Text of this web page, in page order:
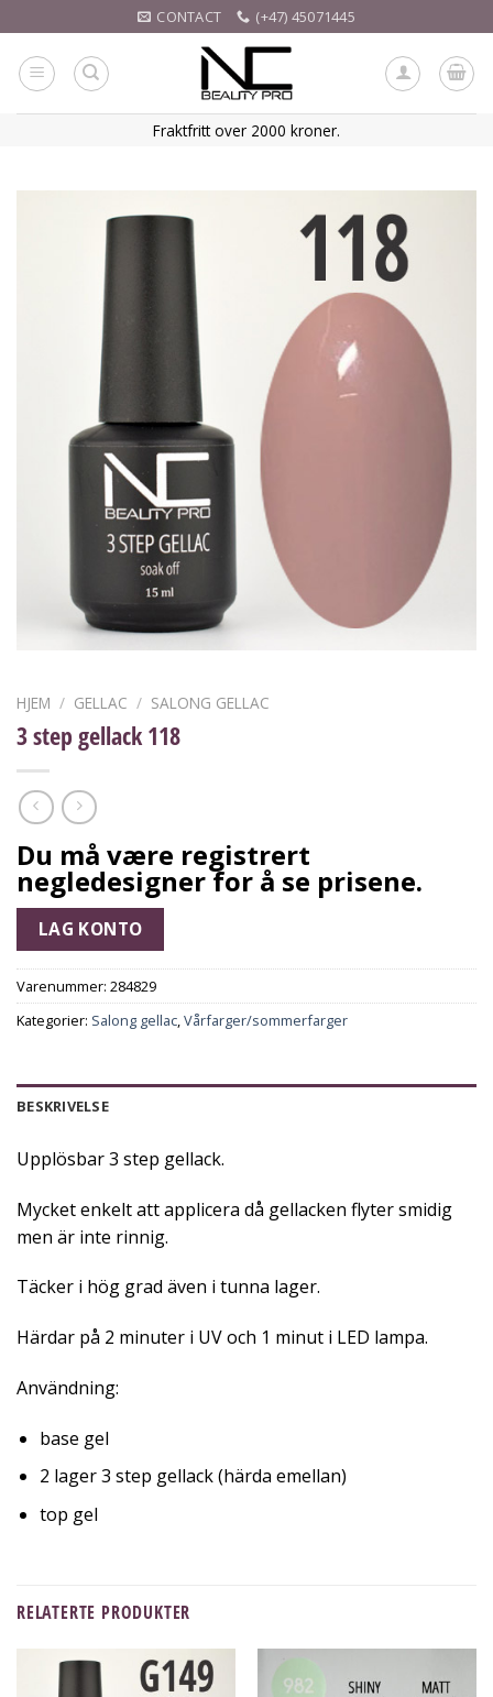
to
content
CONTACT (+47) 45071445
Fraktfritt over 2000 kroner.
HJEM / GELLAC / SALONG GELLAC
3 step gellack 118
Du må være registrert
negledesigner for å se prisene.
LAG KONTO
Varenummer: 284829
Kategorier: Salong gellac,Vårfarger/sommerfarger
BESKRIVELSE
Upplösbar 3 step gellack.
Mycket enkelt att applicera då gellacken flyter smidig
men är inte rinnig.
Täcker i hög grad även i tunna lager.
Härdar på 2 minuter i UV och 1 minut i LED lampa.
Användning:
base gel
2 lager 3 step gellack (härda emellan)
top gel
RELATERTE PRODUKTER